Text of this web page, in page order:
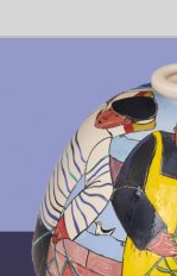
Quimper